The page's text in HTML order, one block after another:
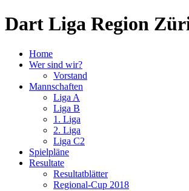
Dart Liga Region
Home
Wer sind wir?
Vorstand
Mannschaften
Liga A
Liga B
1. Liga
2. Liga
Liga C2
Spielpläne
Resultate
Resultatblätter
Regional-Cup 2018